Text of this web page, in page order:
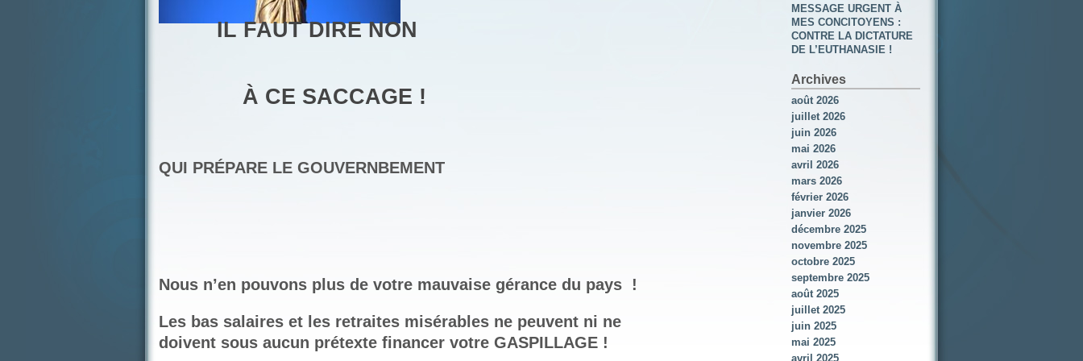
IL FAUT DIRE NON
À CE SACCAGE !
QUI PRÉPARE LE GOUVERNBEMENT
Nous n’en pouvons plus de votre mauvaise gérance du pays !
Les bas salaires et les retraites misérables ne peuvent ni ne
doivent sous aucun prétexte financer votre GASPILLAGE !
MESSAGE URGENT À
MES CONCITOYENS :
CONTRE LA DICTATURE
DE L’EUTHANASIE !
Archives
août 2026
juillet 2026
juin 2026
mai 2026
avril 2026
mars 2026
février 2026
janvier 2026
décembre 2025
novembre 2025
octobre 2025
septembre 2025
août 2025
juillet 2025
juin 2025
mai 2025
avril 2025